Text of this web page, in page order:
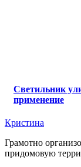
Светильник
применение
Кристина
Грамотно
придомовую